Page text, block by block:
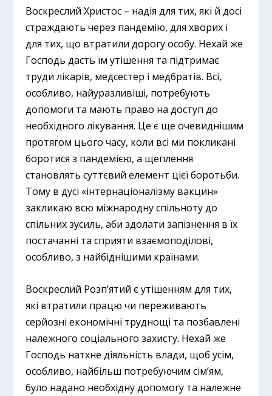
Воскреслий Христос – надія для тих, які й досі
страждають через пандемію, для хворих і
для тих, що втратили дорогу особу. Нехай же
Господь дасть їм утішення та підтримає
труди лікарів, медсестер і медбратів. Всі,
особливо, найуразливіші, потребують
допомоги та мають право на доступ до
необхідного лікування. Це є ще очевиднішим
протягом цього часу, коли всі ми покликані
боротися з пандемією, а щеплення
становлять суттєвий елемент цієї боротьби.
Тому в дусі «інтернаціоналізму вакцин»
закликаю всю міжнародну спільноту до
спільних зусиль, аби здолати запізнення в їх
постачанні та сприяти взаємоподілові,
особливо, з найбіднішими країнами.
Воскреслий Розп’ятий є утішенням для тих,
які втратили працю чи переживають
серйозні економічні труднощі та позбавлені
належного соціального захисту. Нехай же
Господь натхне діяльність влади, щоб усім,
особливо, найбільш потребуючим сім’ям,
було надано необхідну допомогу та належне